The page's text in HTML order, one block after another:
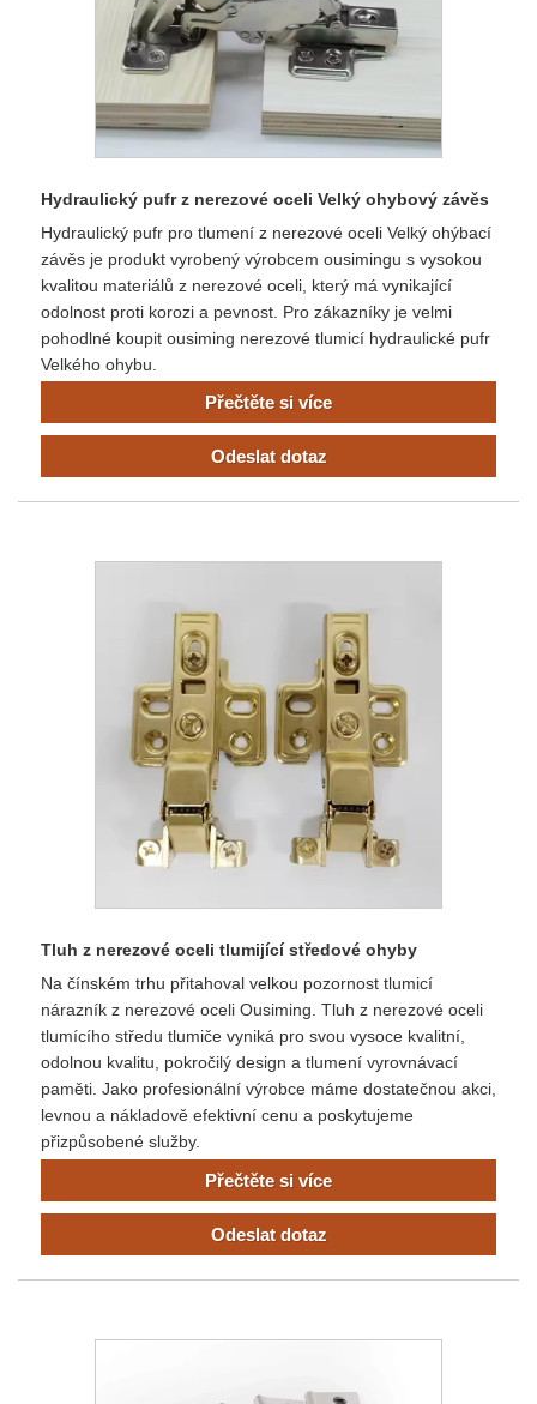
Hydraulický pufr z nerezové oceli Velký ohybový závěs
Hydraulický pufr pro tlumení z nerezové oceli Velký ohýbací
závěs je produkt vyrobený výrobcem ousimingu s vysokou
kvalitou materiálů z nerezové oceli, který má vynikající
odolnost proti korozi a pevnost. Pro zákazníky je velmi
pohodlné koupit ousiming nerezové tlumicí hydraulické pufr
Velkého ohybu.
Přečtěte si více
Odeslat dotaz
Tluh z nerezové oceli tlumijící středové ohyby
Na čínském trhu přitahoval velkou pozornost tlumicí
nárazník z nerezové oceli Ousiming. Tluh z nerezové oceli
tlumícího středu tlumiče vyniká pro svou vysoce kvalitní,
odolnou kvalitu, pokročilý design a tlumení vyrovnávací
paměti. Jako profesionální výrobce máme dostatečnou akci,
levnou a nákladově efektivní cenu a poskytujeme
přizpůsobené služby.
Přečtěte si více
Odeslat dotaz